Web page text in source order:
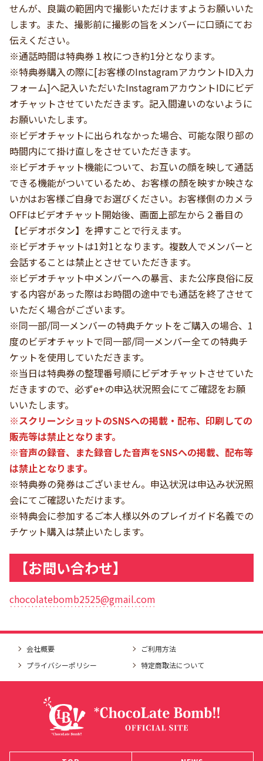
せんが、良識の範囲内で撮影いただけますようお願いいた
します。また、撮影前に撮影の旨をメンバーに口頭にてお
伝えください。
※通話時間は特典券１枚につき約1分となります。
※特典券購入の際に[お客様のInstagramアカウントID入力
フォーム]へ記入いただいたInstagramアカウントIDにビデ
オチャットさせていただきます。記入間違いのないように
お願いいたします。
※ビデオチャットに出られなかった場合、可能な限り部の
時間内にて掛け直しをさせていただきます。
※ビデオチャット機能について、お互いの顔を映して通話
できる機能がついているため、お客様の顏を映すか映さな
いかはお客様ご自身でお選びください。お客様側のカメラ
OFFはビデオチャット開始後、画面上部左から２番目の
【ビデオボタン】を押すことで行えます。
※ビデオチャットは1対1となります。複数人でメンバーと
会話することは禁止とさせていただきます。
※ビデオチャット中メンバーへの暴言、また公序良俗に反
する内容があった際はお時間の途中でも通話を終了させて
いただく場合がございます。
※同一部/同一メンバーの特典チケットをご購入の場合、1
度のビデオチャットで同一部/同一メンバー全ての特典チ
ケットを使用していただきます。
※当日は特典券の整理番号順にビデオチャットさせていた
だきますので、必ずe+の申込状況照会にてご確認をお願
いいたします。
※スクリーンショットのSNSへの掲載・配布、印刷しての
販売等は禁止となります。
※音声の録音、また録音した音声をSNSへの掲載、配布等
は禁止となります。
※特典券の発券はございません。申込状況は申込み状況照
会にてご確認いただけます。
※特典会に参加するご本人様以外のプレイガイド名義での
チケット購入は禁止いたします。
【お問い合わせ】
chocolatebomb2525@gmail.com
会社概要
ご利用方法
プライバシーポリシー
特定商取法について